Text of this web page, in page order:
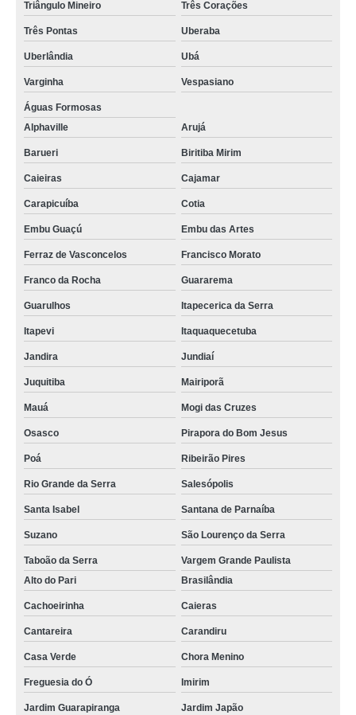
Triângulo Mineiro Três Corações
Três Pontas Uberaba
Uberlândia Ubá
Varginha Vespasiano
Águas Formosas
Alphaville
Arujá
Barueri Biritiba Mirim
Caieiras Cajamar
Carapicuíba Cotia
Embu Guaçú Embu das Artes
Ferraz de Vasconcelos Francisco Morato
Franco da Rocha Guararema
Guarulhos Itapecerica da Serra
Itapevi Itaquaquecetuba
Jandira Jundiaí
Juquitiba Mairiporã
Mauá Mogi das Cruzes
Osasco Pirapora do Bom Jesus
Poá Ribeirão Pires
Rio Grande da Serra Salesópolis
Santa Isabel Santana de Parnaíba
Suzano São Lourenço da Serra
Taboão da Serra
Vargem Grande Paulista
Alto do Pari
Brasilândia
Cachoeirinha Caieras
Cantareira Carandiru
Casa Verde Chora Menino
Freguesia do Ó Imirim
Jardim Guarapiranga Jardim Japão